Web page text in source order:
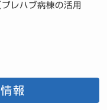
レハブ病棟の活用
報